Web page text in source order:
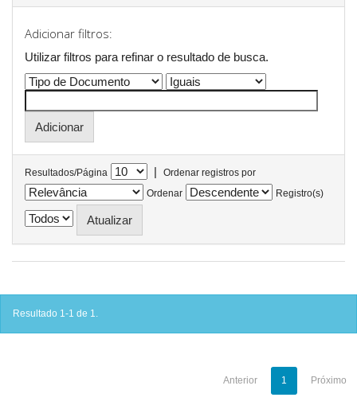
Adicionar filtros:
Utilizar filtros para refinar o resultado de busca.
Resultados/Página |
Ordenar registros por
Ordenar
Registro(s)
Resultado 1-1 de 1.
Anterior 1 Próximo